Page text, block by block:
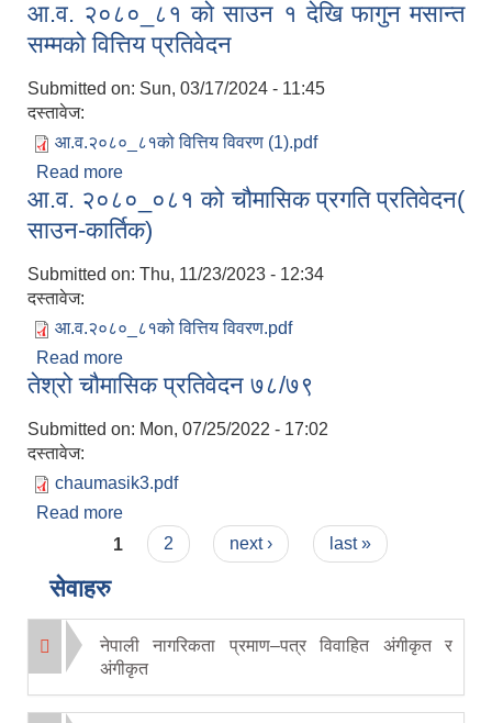
सम्मको वित्तिय प्रतिवेदन
आ.व. २०८०_८१ को साउन १ देखि फागुन मसान्त
सम्मको वित्तिय प्रतिवेदन
Submitted on: Sun, 03/17/2024 - 11:45
दस्तावेज:
आ.व.२०८०_८१को वित्तिय विवरण (1).pdf
Read more
सम्मको वित्तिय प्रतिवेदन
आ.व. २०८०_०८१ को चौमासिक प्रगति प्रतिवेदन(
साउन-कार्तिक)
Submitted on: Thu, 11/23/2023 - 12:34
दस्तावेज:
आ.व.२०८०_८१को वित्तिय विवरण.pdf
Read more
साउन-कार्तिक)
तेश्रो चौमासिक प्रतिवेदन ७८/७९
Submitted on: Mon, 07/25/2022 - 17:02
दस्तावेज:
chaumasik3.pdf
Read more
Pages
1 2 next › last »
सेवाहरु
नेपाली नागरिकता प्रमाण–पत्र विवाहित अंगीकृत र
अंगीकृत